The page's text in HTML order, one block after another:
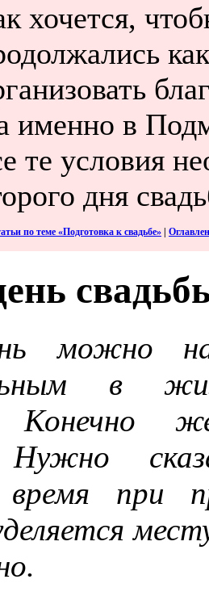
хочется,
именно в
те условия
дня
по теме «Подготовка к свадьбе»
можно
в
Конечно
Нужно
время при